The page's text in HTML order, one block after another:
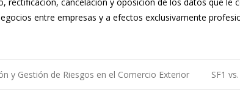
entre empresas y a efectos exclusivamente
y Gestión de Riesgos en el Comercio Exterior SF1